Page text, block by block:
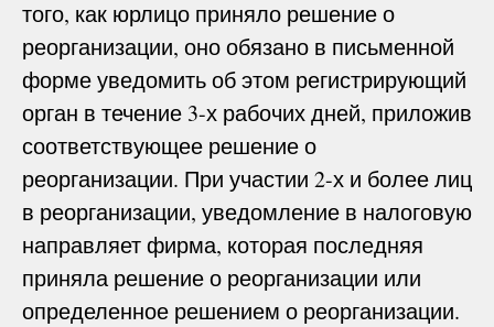
того, как юрлицо приняло решение о
реорганизации, оно обязано в письменной
форме уведомить об этом регистрирующий
орган в течение 3-х рабочих дней, приложив
соответствующее решение о
реорганизации. При участии 2-х и более лиц
в реорганизации, уведомление в налоговую
направляет фирма, которая последняя
приняла решение о реорганизации или
определенное решением о реорганизации.